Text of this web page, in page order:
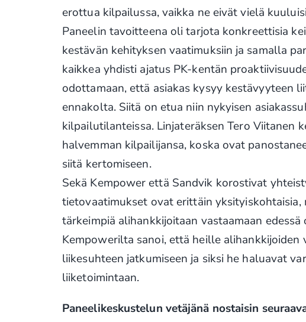
erottua kilpailussa, vaikka ne eivät vielä
Paneelin tavoitteena oli tarjota konkreettisia
kestävän kehityksen vaatimuksiin ja samalla
kaikkea yhdisti ajatus PK-kentän
odottamaan, että asiakas kysyy kestävyyteen
ennakolta. Siitä on etua niin nykyisen
kilpailutilanteissa. Linjateräksen Tero Viitanen
halvemman kilpailijansa, koska ovat
siitä kertomiseen.
Sekä Kempower että Sandvik korostivat
tietovaatimukset ovat erittäin
tärkeimpiä alihankkijoitaan vastaamaan
Kempowerilta sanoi, että heille
liikesuhteen jatkumiseen ja siksi he haluavat
liiketoimintaan.
Paneelikeskustelun vetäjänä nostaisin